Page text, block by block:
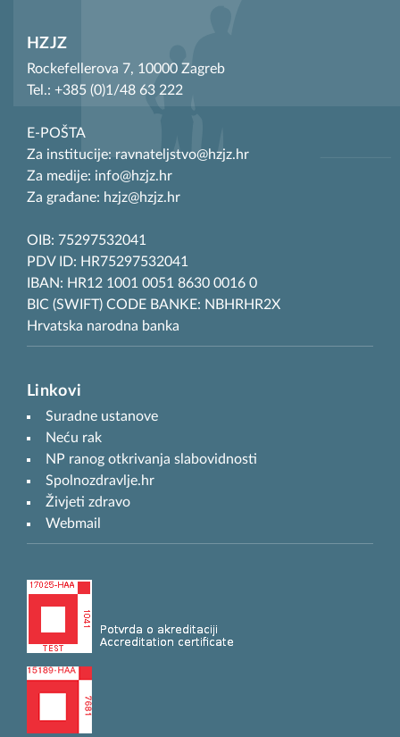
HZJZ
Rockefellerova 7, 10000 Zagreb
Tel.: +385 (0)1/48 63 222
E-POŠTA
Za institucije: ravnateljstvo@hzjz.hr
Za medije: info@hzjz.hr
Za građane: hzjz@hzjz.hr
OIB: 75297532041
PDV ID: HR75297532041
IBAN: HR12 1001 0051 8630 0016 0
BIC (SWIFT) CODE BANKE: NBHRHR2X
Hrvatska narodna banka
Linkovi
Suradne ustanove
Neću rak
NP ranog otkrivanja slabovidnosti
Spolnozdravlje.hr
Živjeti zdravo
Webmail